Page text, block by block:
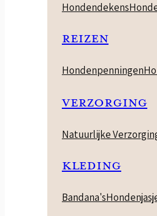
Hondendekens
REIZEN
Hondenpenningen
VERZORGING
Natuurlijke
KLEDING
Bandana's